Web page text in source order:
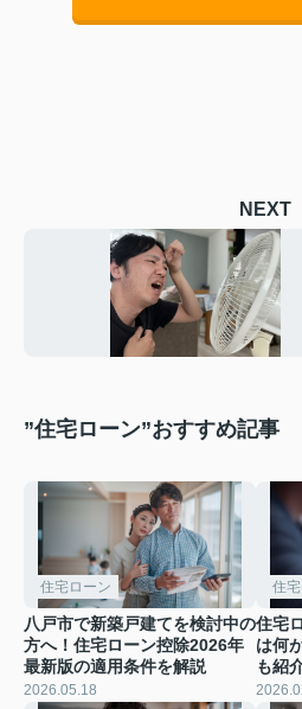
NEXT
”住宅ローン”おすすめ記事
住宅ローン
八戸市で新築戸建てを検討中の
方へ！住宅ローン控除2026年
最新版の適用条件を解説
2026.05.18
住
住宅
は何
も紹